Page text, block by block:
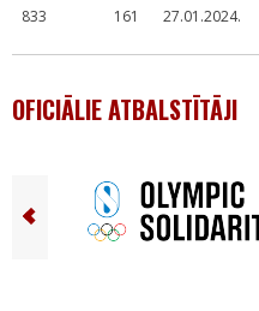
833
161 27.01.2024.
OFICIĀLIE ATBALSTĪTĀJI